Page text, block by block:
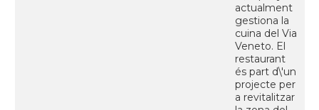
actualment
gestiona la
cuina del Via
Veneto. El
restaurant
és part d\'un
projecte per
a revitalitzar